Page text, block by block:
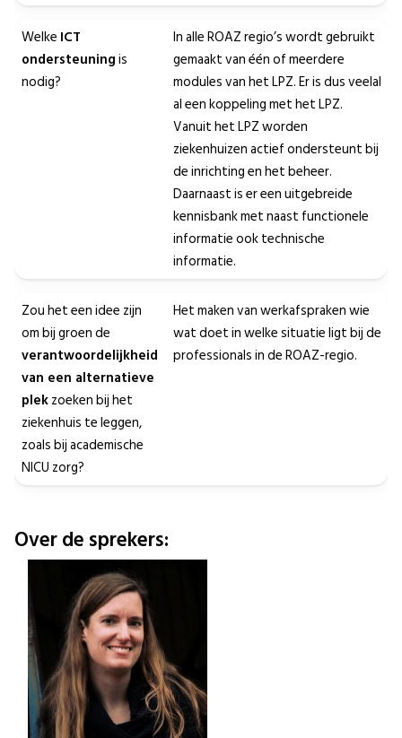
Welke ICT
ondersteuningis
nodig?
In alle ROAZ regio’s wordt gebruikt
gemaakt van één of meerdere
modules van het LPZ. Er is dus veelal
al een koppeling met het LPZ.
Vanuit het LPZ worden
ziekenhuizen actief ondersteunt bij
de inrichting en het beheer.
Daarnaast is er een uitgebreide
kennisbank met naast functionele
informatie ook technische
informatie.
Zou het een idee zijn
om bij groen de
verantwoordelijkheid
van een alternatieve
plekzoeken bij het
ziekenhuis te leggen,
zoals bij academische
NICU zorg?
Het maken van werkafspraken wie
wat doet in welke situatie ligt bij de
professionals in de ROAZ-regio.
Over de sprekers: